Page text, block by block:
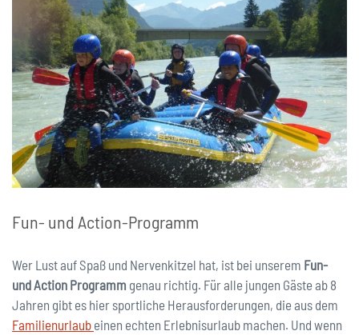
Fun- und Action-Programm
Wer Lust auf Spaß und Nervenkitzel hat, ist bei unserem Fun-
und Action Programm genau richtig. Für alle jungen Gäste ab 8
Jahren gibt es hier sportliche Herausforderungen, die aus dem
Familienurlaub einen echten Erlebnisurlaub machen. Und wenn